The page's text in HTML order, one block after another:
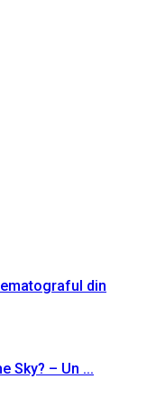
din
Sky? – Un ...